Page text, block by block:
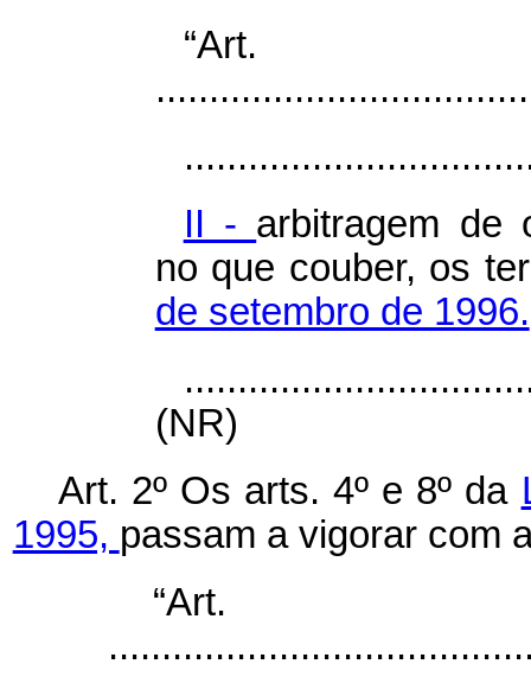
II - arbitragem de
no que couber, os
de setembro de 1996.
(NR)
Art. 2º Os arts. 4º e 8º da
1995, passam a vigorar com